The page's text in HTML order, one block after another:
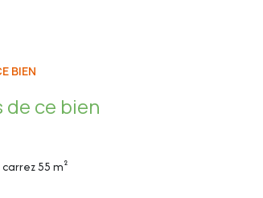
BIEN
ce bien
carrez 55 m²